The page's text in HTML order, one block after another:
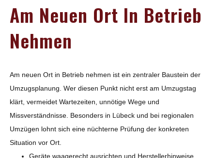
Am Neuen Ort In Betrieb
Nehmen
Am neuen Ort in Betrieb nehmen ist ein zentraler Baustein der
Umzugsplanung. Wer diesen Punkt nicht erst am Umzugstag
klärt, vermeidet Wartezeiten, unnötige Wege und
Missverständnisse. Besonders in Lübeck und bei regionalen
Umzügen lohnt sich eine nüchterne Prüfung der konkreten
Situation vor Ort.
Geräte waagerecht ausrichten und Herstellerhinweise